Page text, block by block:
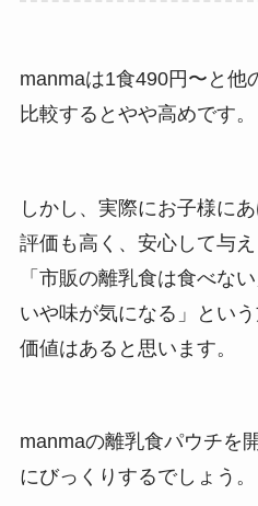
manmaは1食490円〜と他
比較するとやや高めです。
しかし、実際にお子様に
評価も高く、安心して与
「市販の離乳食は食べな
いや味が気になる」とい
価値はあると思います。
manmaの離乳食パウチを
にびっくりするでしょう。